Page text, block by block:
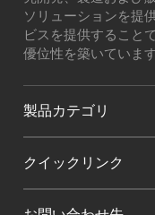
ソリューションを提
ビスを提供すること
優位性を築いています
製品カテゴリ
クイックリンク